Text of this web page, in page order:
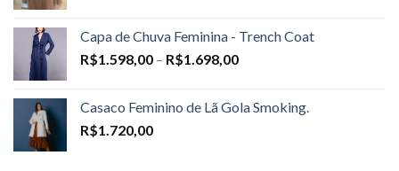
Capa de Chuva Feminina - Trench Coat
R$1.598,00 – R$1.698,00Price
through
Casaco Feminino de Lã Gola Smoking.
R$1.720,00